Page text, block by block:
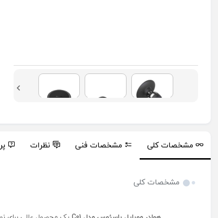
مشخصات کلی مشخصات فنی نظرات
مشخصات کلی